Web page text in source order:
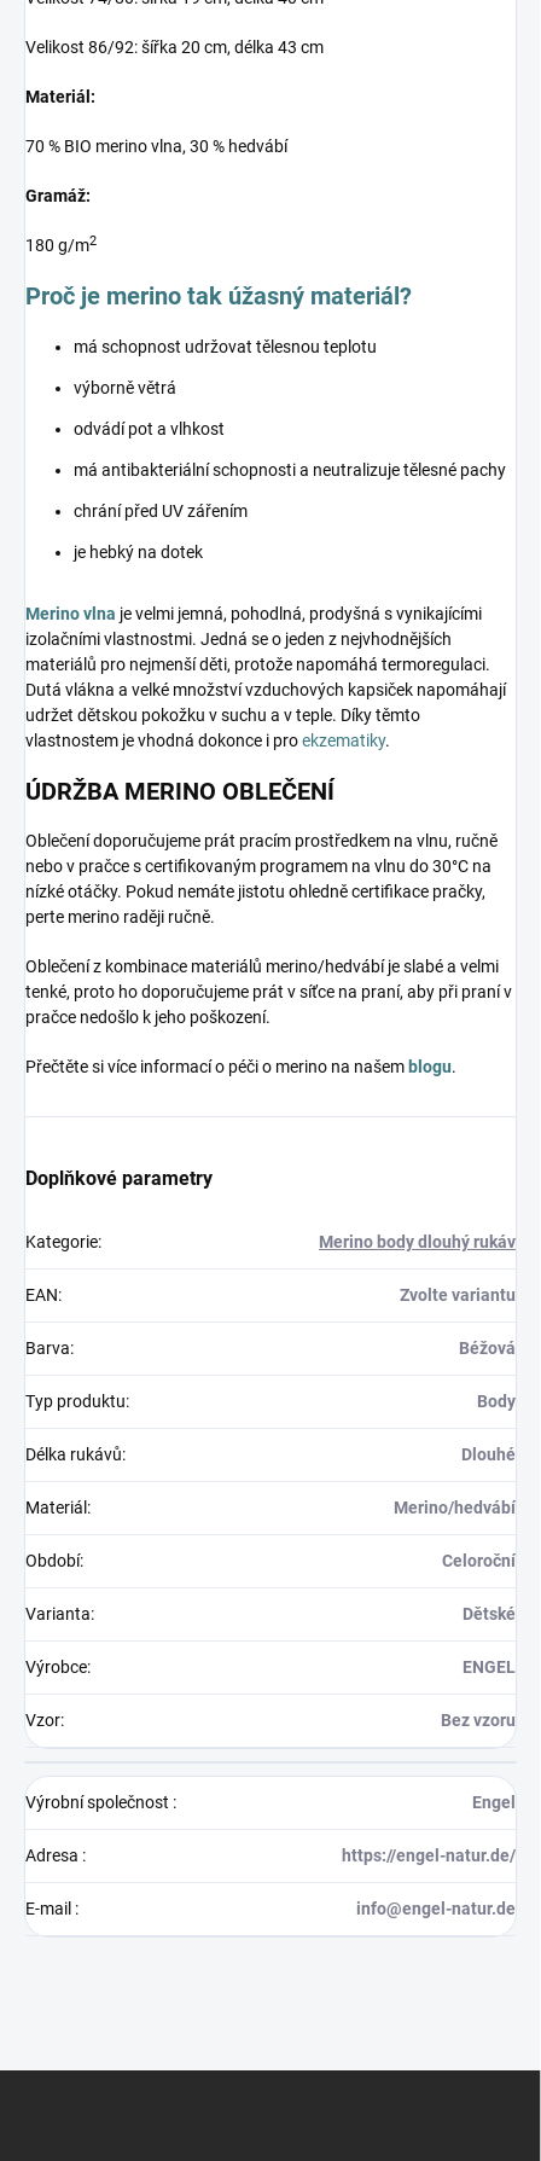
Velikost 86/92: šířka 20 cm, délka 43 cm
Materiál:
70 % BIO merino vlna, 30 % hedvábí
Gramáž:
180 g/m2
Proč je merino tak úžasný materiál?
má schopnost udržovat tělesnou teplotu
výborně větrá
odvádí pot a vlhkost
má antibakteriální schopnosti a neutralizuje tělesné pachy
chrání před UV zářením
je hebký na dotek
Merino vlna je velmi jemná, pohodlná, prodyšná s vynikajícími
izolačními vlastnostmi. Jedná se o jeden z nejvhodnějších
materiálů pro nejmenší děti, protože napomáhá termoregulaci.
Dutá vlákna a velké množství vzduchových kapsiček napomáhají
udržet dětskou pokožku v suchu a v teple. Díky těmto
vlastnostem je vhodná dokonce i proekzematiky.
ÚDRŽBA MERINO OBLEČENÍ
Oblečení doporučujeme prát pracím prostředkem na vlnu, ručně
nebo v pračce s certifikovaným programem na vlnu do 30°C na
nízké otáčky. Pokud nemáte jistotu ohledně certifikace pračky,
perte merino raději ručně.
Oblečení z kombinace materiálů merino/hedvábí je slabé a velmi
tenké, proto ho doporučujeme prát v síťce na praní, aby při praní v
pračce nedošlo k jeho poškození.
Přečtěte si více informací o péči o merino na našem blogu.
Doplňkové parametry
Kategorie: Merino body dlouhý rukáv
EAN: Zvolte variantu
Barva: Béžová
Typ produktu: Body
Délka rukávů: Dlouhé
Materiál : Merino/hedvábí
Období: Celoroční
Varianta: Dětské
Výrobce: ENGEL
Vzor: Bez vzoru
Výrobní společnost : Engel
Adresa : https://engel-natur.de/
E-mail : info@engel-natur.de